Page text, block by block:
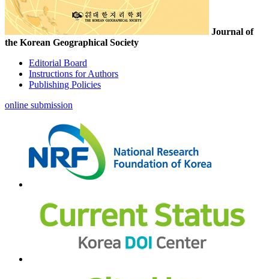
Journal of
the Korean Geographical Society
Editorial Board
Instructions for Authors
Publishing Policies
online submission